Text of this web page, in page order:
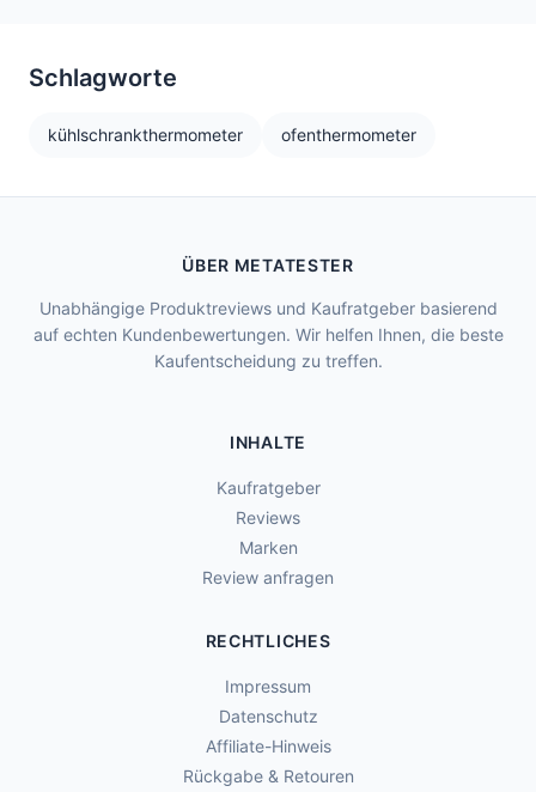
Schlagworte
kühlschrankthermometer ofenthermometer
ÜBER METATESTER
Unabhängige Produktreviews und Kaufratgeber basierend
auf echten Kundenbewertungen. Wir helfen Ihnen, die beste
Kaufentscheidung zu treffen.
INHALTE
Kaufratgeber
Reviews
Marken
Review anfragen
RECHTLICHES
Impressum
Datenschutz
Affiliate-Hinweis
Rückgabe & Retouren